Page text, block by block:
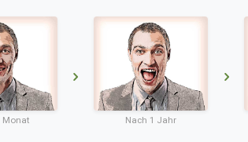
Monat Nach 1 Jahr